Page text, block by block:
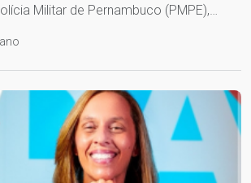
Militar de Pernambuco (PMPE),…